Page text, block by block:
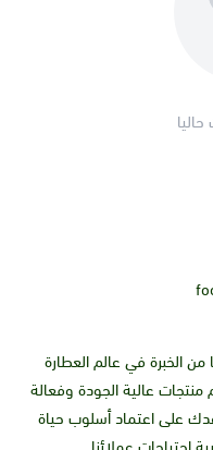
اليانسون ، وكذلك
تجمع بين أكثر من 20 عاما من الخبرة في عالم العطارة
منتجات عالية الجودة وفعالة
على اعتماد أسلوب حياة